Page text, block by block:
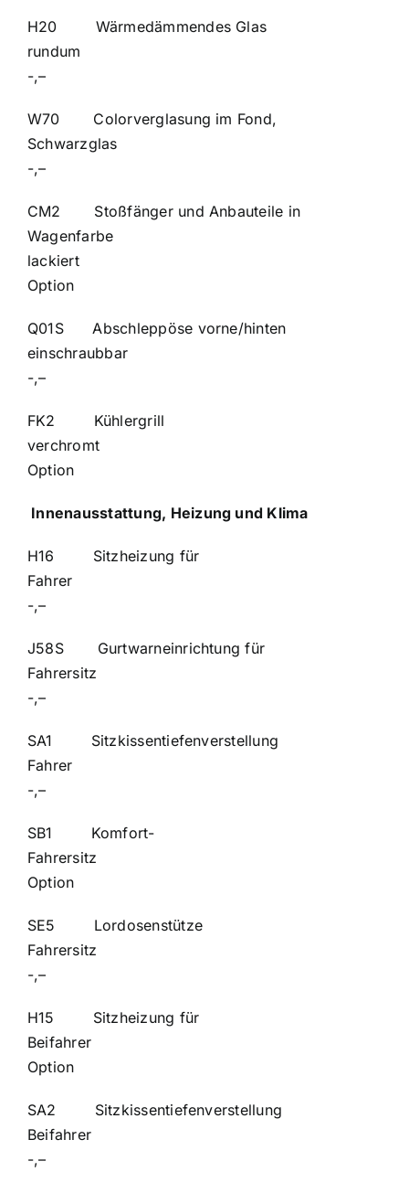
H20 Wärmedämmendes Glas
-,–
W70 Colorverglasung im Fond,
-,–
CM2 Stoßfänger und Anbauteile in
Wagenfarbe
lackiert
Option
Q01S Abschleppöse vorne/hinten
-,–
FK2 Kühlergrill
Option
Innenausstattung, Heizung und Klima
H16 Sitzheizung für
-,–
J58S Gurtwarneinrichtung für
-,–
SA1 Sitzkissentiefenverstellung
-,–
SB1 Komfort-
Option
SE5 Lordosenstütze
-,–
H15 Sitzheizung für
Option
SA2 Sitzkissentiefenverstellung
-,–